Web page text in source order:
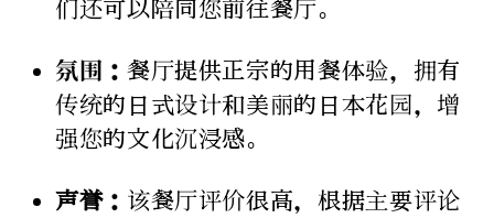
们还可以陪同您前往餐厅。
氛围： 餐厅提供正宗的用餐体验，拥有
传统的日式设计和美丽的日本花园，增
强您的文化沉浸感。
声誉： 该餐厅评价很高，根据主要评论